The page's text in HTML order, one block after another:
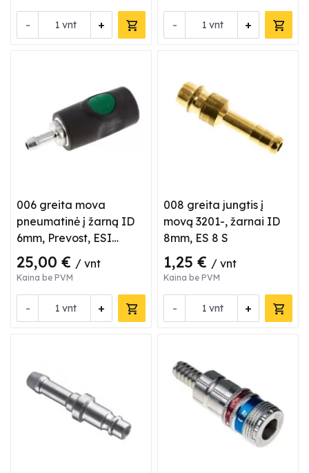
- +
vnt - +
vnt
006 greita mova
pneumatinė į žarną ID
6mm, Prevost, ESI
071806
25,00 € / vnt
Kaina be PVM
- +
vnt
008 greita jungtis į
movą 3201-, žarnai ID
8mm, ES 8 S
1,25 € / vnt
Kaina be PVM
- +
vnt